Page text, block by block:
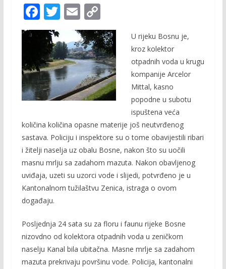
F
ac
e
b
o
o
T
w
itt
er
E
m
ai
l
C
o
p
y
Li
n
U rijeku Bosnu je,
kroz kolektor
otpadnih voda u krugu
kompanije Arcelor
Mittal, kasno
popodne u subotu
ispuštena veća
količina količina opasne materije još neutvrđenog
sastava. Policiju i inspektore su o tome obavijestili ribari
i žitelji naselja uz obalu Bosne, nakon što su uočili
masnu mrlju sa zadahom mazuta. Nakon obavljenog
uviđaja, uzeti su uzorci vode i slijedi, potvrđeno je u
Kantonalnom tužilaštvu Zenica, istraga o ovom
događaju.
Posljednja 24 sata su za floru i faunu rijeke Bosne
nizovdno od kolektora otpadnih voda u zeničkom
naselju Kanal bila ubitačna. Masne mrlje sa zadahom
mazuta prekrivaju površinu vode. Policija, kantonalni